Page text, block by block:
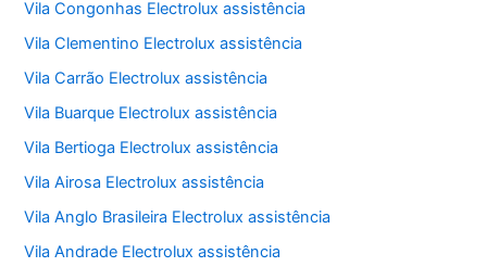
Vila Congonhas Electrolux assistência
Vila Clementino Electrolux assistência
Vila Carrão Electrolux assistência
Vila Buarque Electrolux assistência
Vila Bertioga Electrolux assistência
Vila Airosa Electrolux assistência
Vila Anglo Brasileira Electrolux assistência
Vila Andrade Electrolux assistência